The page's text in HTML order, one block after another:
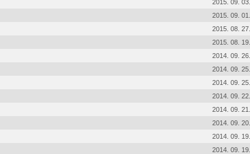
2015. 09. 03.
2015. 09. 01.
2015. 08. 27.
2015. 08. 19.
2014. 09. 26.
2014. 09. 25.
2014. 09. 25.
2014. 09. 22.
2014. 09. 21.
2014. 09. 20.
2014. 09. 19.
2014. 09. 19.